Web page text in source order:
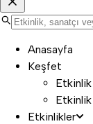
Anasayfa
Keşfet
Etkinlikler